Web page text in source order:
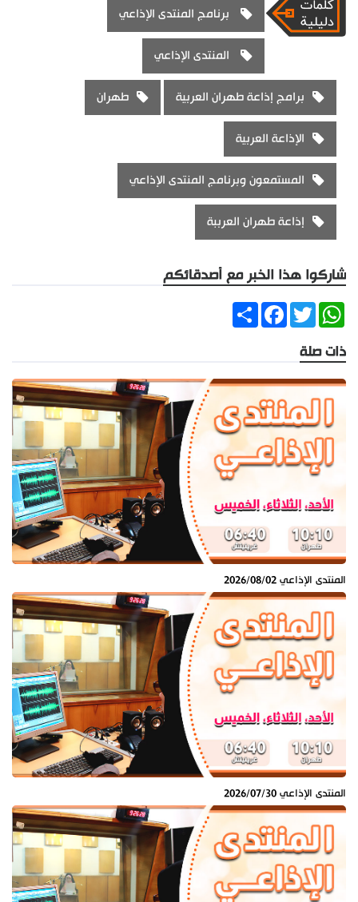
برنامج المنتدى الإذاعي
المنتدى الإذاعي
برامج إذاعة طهران العربية طهران
الإذاعة العربية
المستمعون وبرنامج المنتدى الإذاعي
إذاعة طهران العرببة
شاركوا هذا الخبر مع أصدقائكم
ShareFacebookTwitter
WhatsApp
ذات صلة
المنتدى الإذاعي 2026/08/02
المنتدى الإذاعي 2026/07/30